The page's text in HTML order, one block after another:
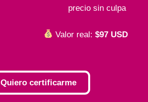
precio sin culpa
Valor real:$97 USD
Quiero certificarme